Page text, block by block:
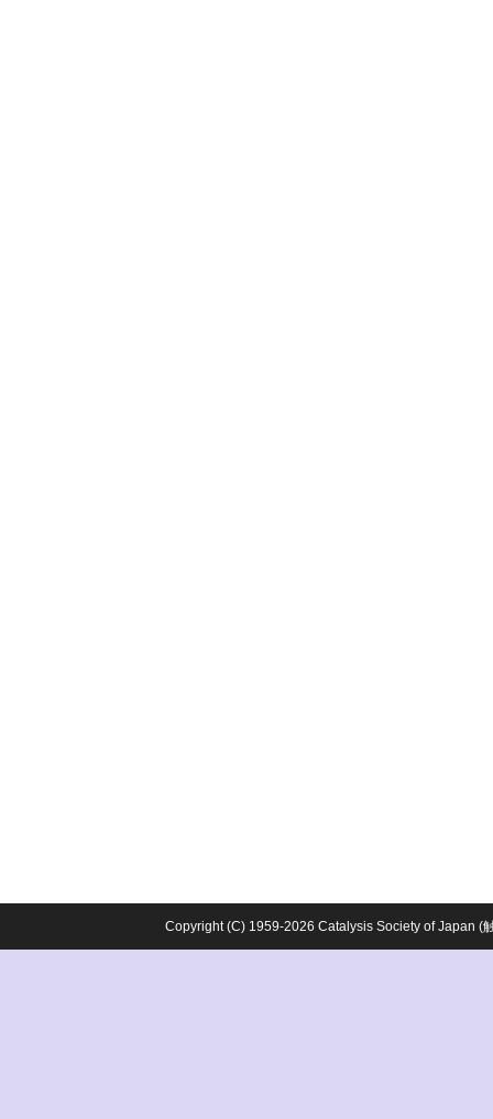
Copyright (C) 1959-2026 Catalysis Society of Japan (